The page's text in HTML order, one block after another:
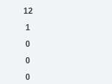
12
1
0
0
0